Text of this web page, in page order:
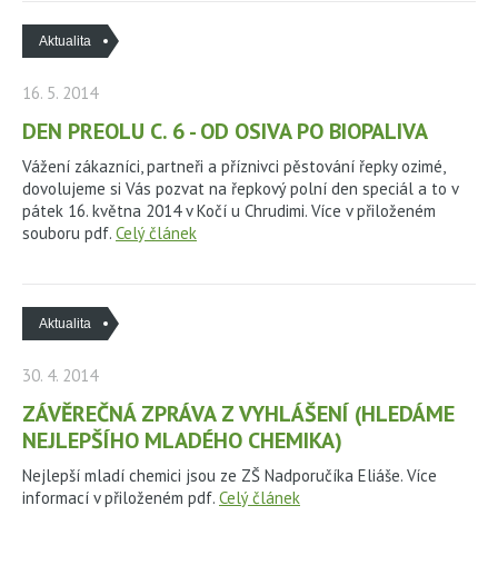
Aktualita
16. 5. 2014
DEN PREOLU C. 6 - OD OSIVA PO BIOPALIVA
Vážení zákazníci, partneři a příznivci pěstování řepky ozimé,
dovolujeme si Vás pozvat na řepkový polní den speciál a to v
pátek 16. května 2014 v Kočí u Chrudimi. Více v přiloženém
souboru pdf. Celý článek
Aktualita
30. 4. 2014
ZÁVĚREČNÁ ZPRÁVA Z VYHLÁŠENÍ (HLEDÁME
NEJLEPŠÍHO MLADÉHO CHEMIKA)
Nejlepší mladí chemici jsou ze ZŠ Nadporučíka Eliáše. Více
informací v přiloženém pdf. Celý článek